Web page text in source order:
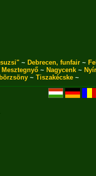
~ Debrecen, funfair~
Mesztegnyő~ Nagycenk~
~ Tiszakécske ~